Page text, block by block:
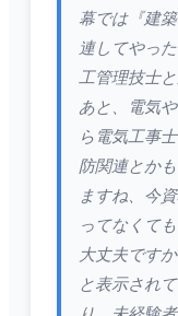
幕では『建
連してやっ
工管理技士と
あと、電気
ら電気工事
防関連とか
ますね、今
ってなくて
大丈夫ですか
と表示され